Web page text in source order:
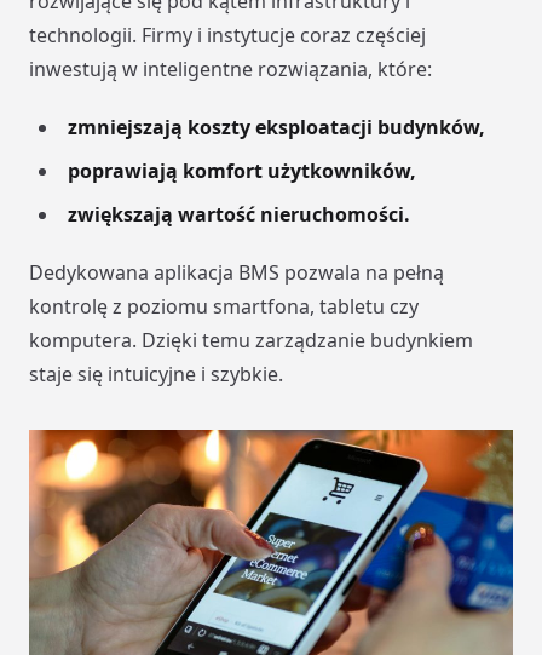
technologii. Firmy i instytucje coraz częściej
inwestują w inteligentne rozwiązania, które:
zmniejszają koszty eksploatacji budynków,
poprawiają komfort użytkowników,
zwiększają wartość nieruchomości.
Dedykowana aplikacja BMS pozwala na pełną
kontrolę z poziomu smartfona, tabletu czy
komputera. Dzięki temu zarządzanie budynkiem
staje się intuicyjne i szybkie.